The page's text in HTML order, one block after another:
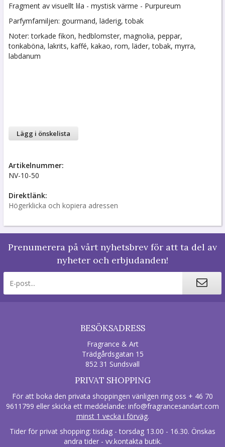
Fragment av visuellt lila - mystisk värme - Purpureum
Parfymfamiljen: gourmand, läderig, tobak
Noter: torkade fikon, hedblomster, magnolia, peppar,
tonkaböna, lakrits, kaffé, kakao, rom, läder, tobak, myrra,
labdanum
Lägg i önskelista
Artikelnummer:
NV-10-50
Direktlänk:
Högerklicka och kopiera adressen
Prenumerera på vårt nyhetsbrev för att ta del av
nyheter och erbjudanden!
BESÖKSADRESS
Fragrance & Art
Trädgårdsgatan 15
852 31 Sundsvall
PRIVAT SHOPPING
För att boka den privata shoppingen vänligen ring oss + 46 70
9611799 eller skicka ett meddelande: info@fragrancesandart.com
minst 1 vecka i förväg.
Tider för privat shopping: tisdag - torsdag 13.00 - 16.30. Önskas
andra tider - vv.kontakta butik.